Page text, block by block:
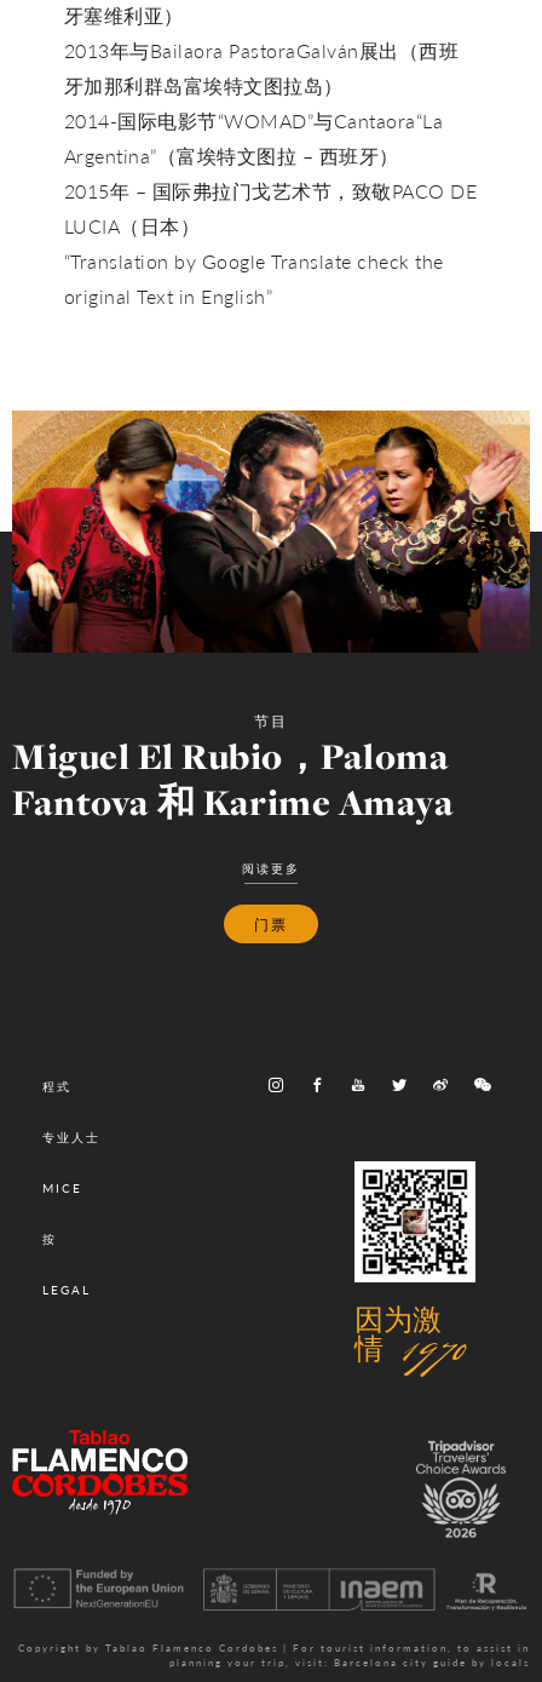
牙塞维利亚）
2013年与Bailaora PastoraGalván展出（西班
牙加那利群岛富埃特文图拉岛）
2014-国际电影节“WOMAD”与Cantaora“La
Argentina”（富埃特文图拉 – 西班牙）
2015年 – 国际弗拉门戈艺术节，致敬PACO DE
LUCIA（日本）
“Translation by Google Translate check the
original Text in English”
节目
Miguel El Rubio，Paloma
Fantova 和 Karime Amaya
阅读更多
门票
程式
专业人士
MICE
按
LEGAL
因为激
情 1970
Copyright by Tablao Flamenco Cordobes | For tourist information, to assist in
planning your trip, visit: Barcelona city guide by locals